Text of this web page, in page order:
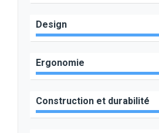
Design
Ergonomie
Construction et durabilité